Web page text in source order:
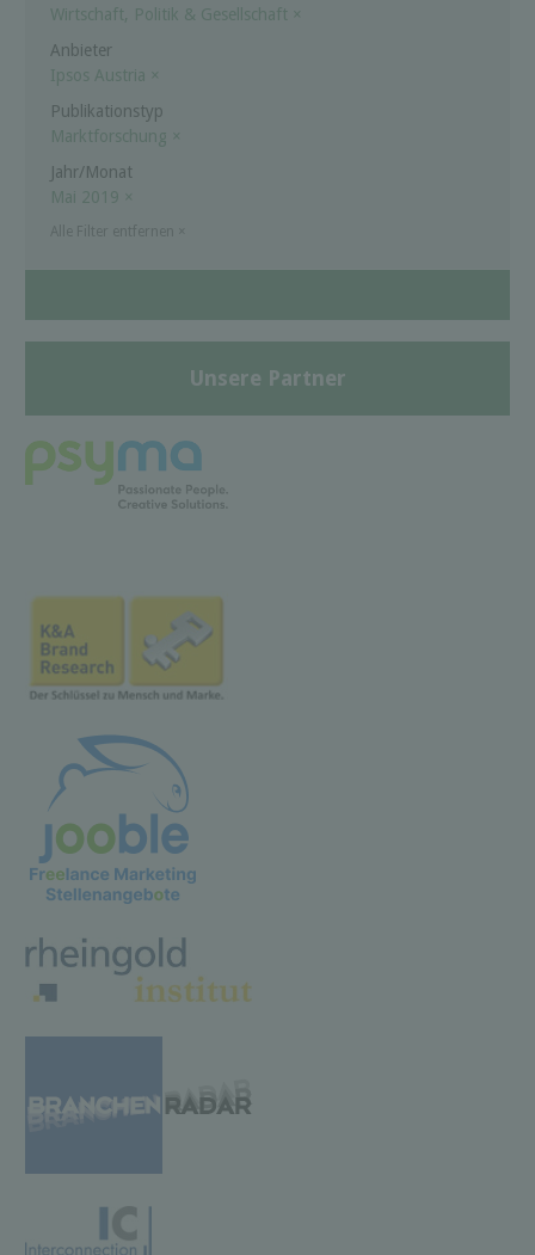
Wirtschaft, Politik & Gesellschaft ×
Anbieter
Ipsos Austria ×
Publikationstyp
Marktforschung ×
Jahr/Monat
Mai 2019 ×
Unsere Partner